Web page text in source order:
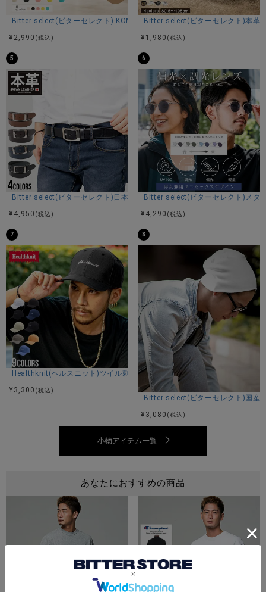
Bitter select(ビターセレクト).KOM タンブラー1/全5色
¥ 2,990 (税込)
Bitter select(ビターセレクト)本革
¥ 1,980 (税込)
5
Bitter select(ビターセレクト)日本製本革ベルト/全4色
¥ 4,950 (税込)
6
Bitter select(ビターセレクト)メタ
¥ 4,290 (税込)
7
Healthknit(ヘルスニット)ツイル刺繍キャップ/全9色
¥ 3,300 (税込)
8
Bitter select(ビターセレクト)国産
¥ 3,080 (税込)
小物アイテム一覧
あなたにおすすめの商品